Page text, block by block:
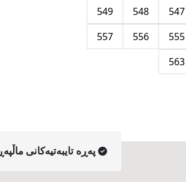
547
548
549
555
556
557
563
په‌ڕه‌ تایبه‌تیه‌کانی ماڵپه‌ڕ